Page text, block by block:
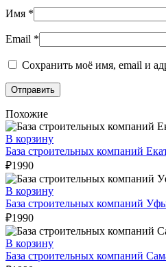
Имя *
Email *
Сохранить моё имя, email и
Похожие
В корзину
База строительных компаний
₽1990
В корзину
База строительных компаний
₽1990
В корзину
База строительных компаний